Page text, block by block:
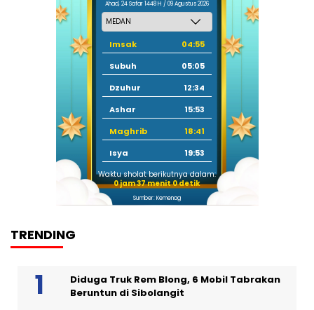
Ahad, 24 Safar 1448 H / 09 Agustus 2026
Imsak
04:55
Subuh
05:05
Dzuhur
12:34
Ashar
15:53
Maghrib
18:41
Isya
19:53
Waktu sholat berikutnya dalam:
0 jam 36 menit 59 detik
Sumber: Kemenag
TRENDING
Diduga Truk Rem Blong, 6 Mobil Tabrakan
Beruntun di Sibolangit